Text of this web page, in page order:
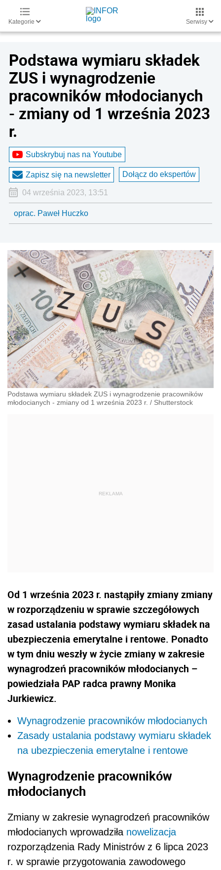
Kategorie Serwisy
Podstawa wymiaru składek
ZUS i wynagrodzenie
pracowników młodocianych
- zmiany od 1 września 2023
r.
Subskrybuj nas na Youtube
Zapisz się na newsletter Dołącz do ekspertów
04 września 2023, 13:51
oprac. Paweł Huczko
Podstawa wymiaru składek ZUS i wynagrodzenie pracowników
młodocianych - zmiany od 1 września 2023 r. / Shutterstock
Od 1 września 2023 r. nastąpiły zmiany zmiany
w rozporządzeniu w sprawie szczegółowych
zasad ustalania podstawy wymiaru składek na
ubezpieczenia emerytalne i rentowe. Ponadto
w tym dniu weszły w życie zmiany w zakresie
wynagrodzeń pracowników młodocianych –
powiedziała PAP radca prawny Monika
Jurkiewicz.
Wynagrodzenie pracowników młodocianych
Zasady ustalania podstawy wymiaru składek
na ubezpieczenia emerytalne i rentowe
Wynagrodzenie pracowników
młodocianych
Zmiany w zakresie wynagrodzeń pracowników
młodocianych wprowadziła nowelizacja
rozporządzenia Rady Ministrów z 6 lipca 2023
r. w sprawie przygotowania zawodowego